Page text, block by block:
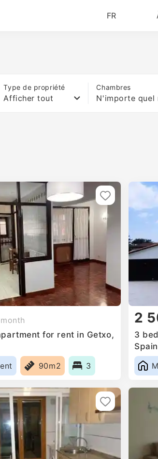
FR
Type de propriété
Afficher tout
Chambres
for rent in Getxo,
90m2 3
2
3
Spain